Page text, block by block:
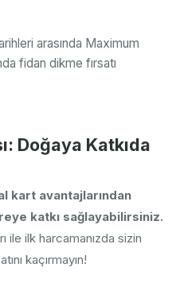
arasında Maximum
fidan dikme fırsatı
Doğaya Katkıda
kart avantajlarından
katkı sağlayabilirsiniz.
ile ilk harcamanızda sizin
kaçırmayın!